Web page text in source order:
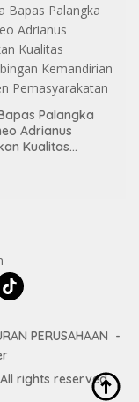
Palangka
Adrianus
Kualitas
PERUSAHAAN
rights reserved.